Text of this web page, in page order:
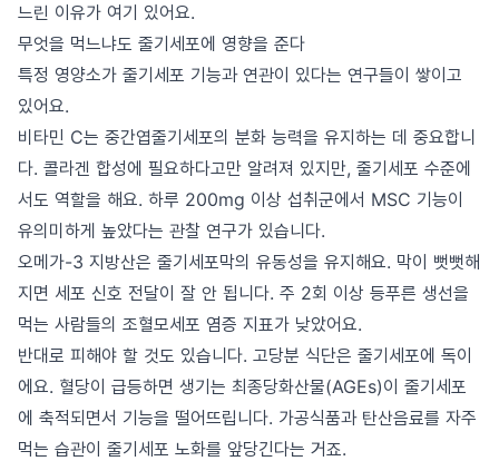
느린 이유가 여기 있어요.
무엇을 먹느냐도 줄기세포에 영향을 준다
특정 영양소가 줄기세포 기능과 연관이 있다는 연구들이 쌓이고
있어요.
비타민 C는 중간엽줄기세포의 분화 능력을 유지하는 데 중요합니
다. 콜라겐 합성에 필요하다고만 알려져 있지만, 줄기세포 수준에
서도 역할을 해요. 하루 200mg 이상 섭취군에서 MSC 기능이
유의미하게 높았다는 관찰 연구가 있습니다.
오메가-3 지방산은 줄기세포막의 유동성을 유지해요. 막이 뻣뻣해
지면 세포 신호 전달이 잘 안 됩니다. 주 2회 이상 등푸른 생선을
먹는 사람들의 조혈모세포 염증 지표가 낮았어요.
반대로 피해야 할 것도 있습니다. 고당분 식단은 줄기세포에 독이
에요. 혈당이 급등하면 생기는 최종당화산물(AGEs)이 줄기세포
에 축적되면서 기능을 떨어뜨립니다. 가공식품과 탄산음료를 자주
먹는 습관이 줄기세포 노화를 앞당긴다는 거죠.